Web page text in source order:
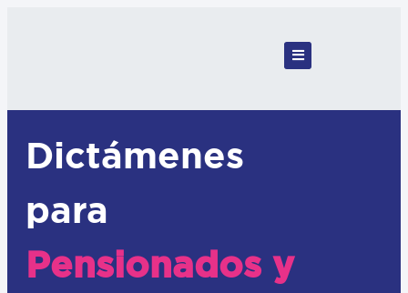
Dictámenes
para
Pensionados y